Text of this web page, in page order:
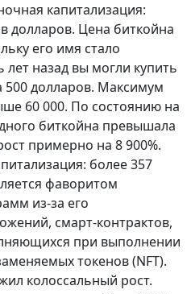
капитализация:
долларов. Цена биткойна
его имя стало
назад вы могли купить
долларов. Максимум
60 000. По состоянию на
биткойна превышала
примерно на 8 900%.
более 357
фаворитом
из-за его
смарт-контрактов,
при выполнении
токенов (NFT).
колоссальный рост.